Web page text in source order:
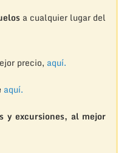
a cualquier lugar del
precio, aquí.
aquí.
y excursiones, al mejor